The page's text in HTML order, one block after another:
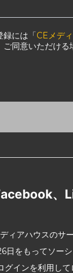
録には「CEメデ
ご同意いただける
、
ィアハウスのサ
日をもってソーシ
グインを利用し